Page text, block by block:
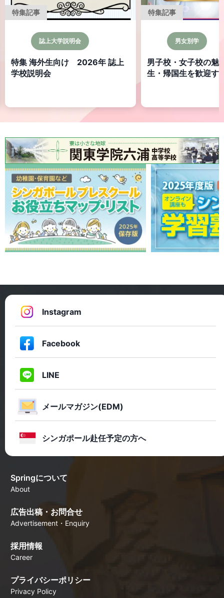
特集記事
男女別学
男子校・女子校の魅力 ～海外
生・帰国生を歓迎する14校
特集記事
寮のある学校
寮のある学校
Instagram
Facebook
LINE
メールマガジン(EDM)
シンガポール赴任予定の方へ
Springについて
About
広告出稿・お問合せ
Advertisement・Enquiry
採用情報
Career
プライバシーポリシー
Privacy Policy